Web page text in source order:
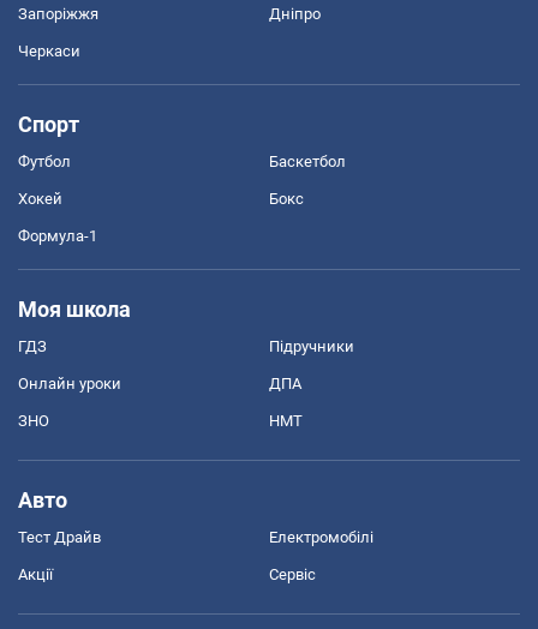
Запоріжжя Дніпро
Черкаси
Спорт
Футбол Баскетбол
Хокей Бокс
Формула-1
Моя школа
ГДЗ Підручники
Онлайн уроки ДПА
ЗНО НМТ
Авто
Тест Драйв Електромобілі
Акції Сервіс